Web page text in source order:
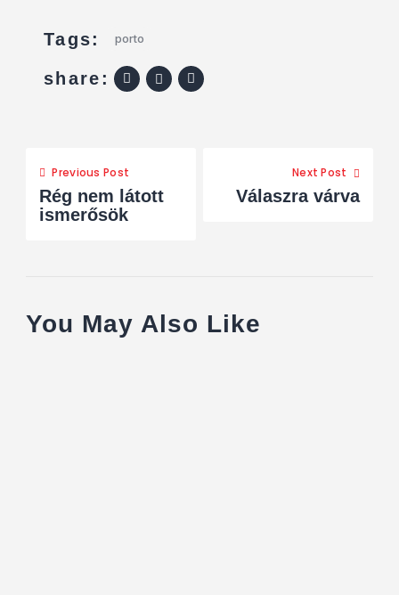
Tags: porto
share:
Previous Post
Rég nem látott
ismerősök
Next Post
Válaszra várva
You May Also Like